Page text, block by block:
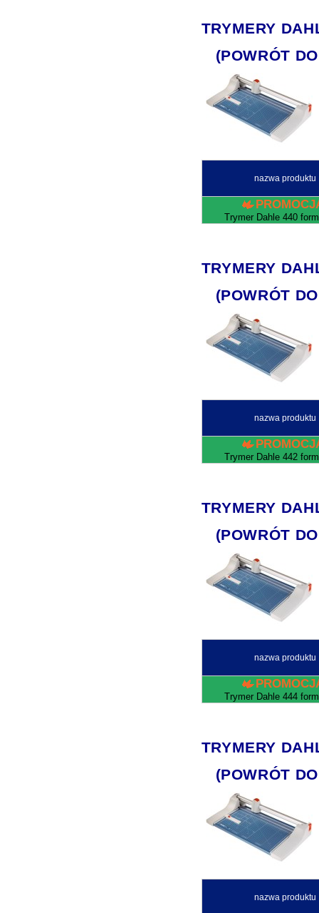
TRYMERY
(POWRÓT
nazwa produktu
Trymer Dahle 440
TRYMERY
(POWRÓT
nazwa produktu
Trymer Dahle 442
TRYMERY
(POWRÓT
nazwa produktu
Trymer Dahle 444
TRYMERY
(POWRÓT
nazwa produktu